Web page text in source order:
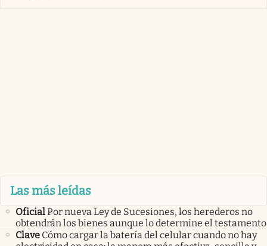
Las más leídas
OficialPor nueva Ley de Sucesiones, los herederos no
obtendrán los bienes aunque lo determine el testamento
Clave Cómo cargar la batería del celular cuando no hay